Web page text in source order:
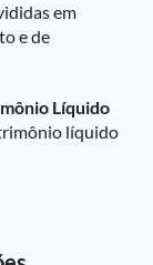
em
e de
Líquido
líquido